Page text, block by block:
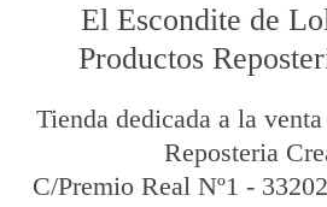
El Escondite de
Productos
Tienda dedicada a la
Reposteria
C/Premio Real Nº1 - 33202